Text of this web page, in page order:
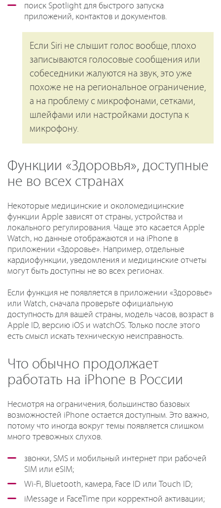
поиск Spotlight для быстрого запуска
приложений, контактов и документов.
Если Siri не слышит голос вообще, плохо
записываются голосовые сообщения или
собеседники жалуются на звук, это уже
похоже не на региональное ограничение,
а на проблему с микрофонами, сетками,
шлейфами или настройками доступа к
микрофону.
Функции «Здоровья», доступные
не во всех странах
Некоторые медицинские и околомедицинские
функции Apple зависят от страны, устройства и
локального регулирования. Чаще это касается Apple
Watch, но данные отображаются и на iPhone в
приложении «Здоровье». Например, отдельные
кардиофункции, уведомления и медицинские отчеты
могут быть доступны не во всех регионах.
Если функция не появляется в приложении «Здоровье»
или Watch, сначала проверьте официальную
доступность для вашей страны, модель часов, возраст в
Apple ID, версию iOS и watchOS. Только после этого
есть смысл искать техническую неисправность.
Что обычно продолжает
работать на iPhone в России
Несмотря на ограничения, большинство базовых
возможностей iPhone остается доступным. Это важно,
потому что иногда вокруг темы появляется слишком
много тревожных слухов.
звонки, SMS и мобильный интернет при рабочей
SIM или eSIM;
Wi‑Fi, Bluetooth, камера, Face ID или Touch ID;
iMessage и FaceTime при корректной активации;